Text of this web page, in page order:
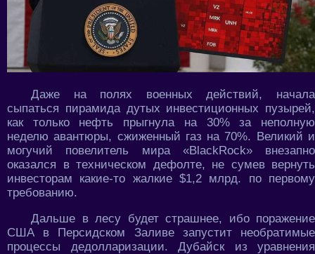
Даже на полях военных действий, начала
сыпаться пирамида дутых инвестиционных пузырей,
как только нефть прыгнула на 30% за неполную
неделю авантюры, сжиженный газ на 70%. Великий и
могучий повелитель мира «BlackRock» внезапно
оказался в техническом дефолте, не сумев вернуть
инвесторам какие-то жалкие $1,2 млрд. по первому
требованию.
Дальше в лесу будет страшнее, ибо поражение
США в Персидском Заливе запустит необратимые
процессы дедолларизации. Дубайск из уравнения